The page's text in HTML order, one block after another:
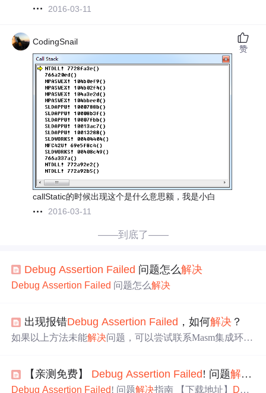
2016-03-11
CodingSnail
callStatic的时候出现这个是什么意思额，我是小白
2016-03-11
赞
——到底了——
Debug Assertion Failed 问题怎么解决
Debug Assertion Failed 问题怎么解决
出现报错Debug Assertion Failed ，如何解决 ？
如果以上方法未能解决问题，可以尝试联系Masm集成环境
S：如若遇到采纳如下方案还是未解决的同学，希望不要抱
怨&&急躁，毕竟影响因素众多，我写出来也是希望能够尽
【亲测免费】 Debug Assertion Failed ! 问题解决
Debug Assertion Failed ! 问题解决 指南 【下载地址】 Deb